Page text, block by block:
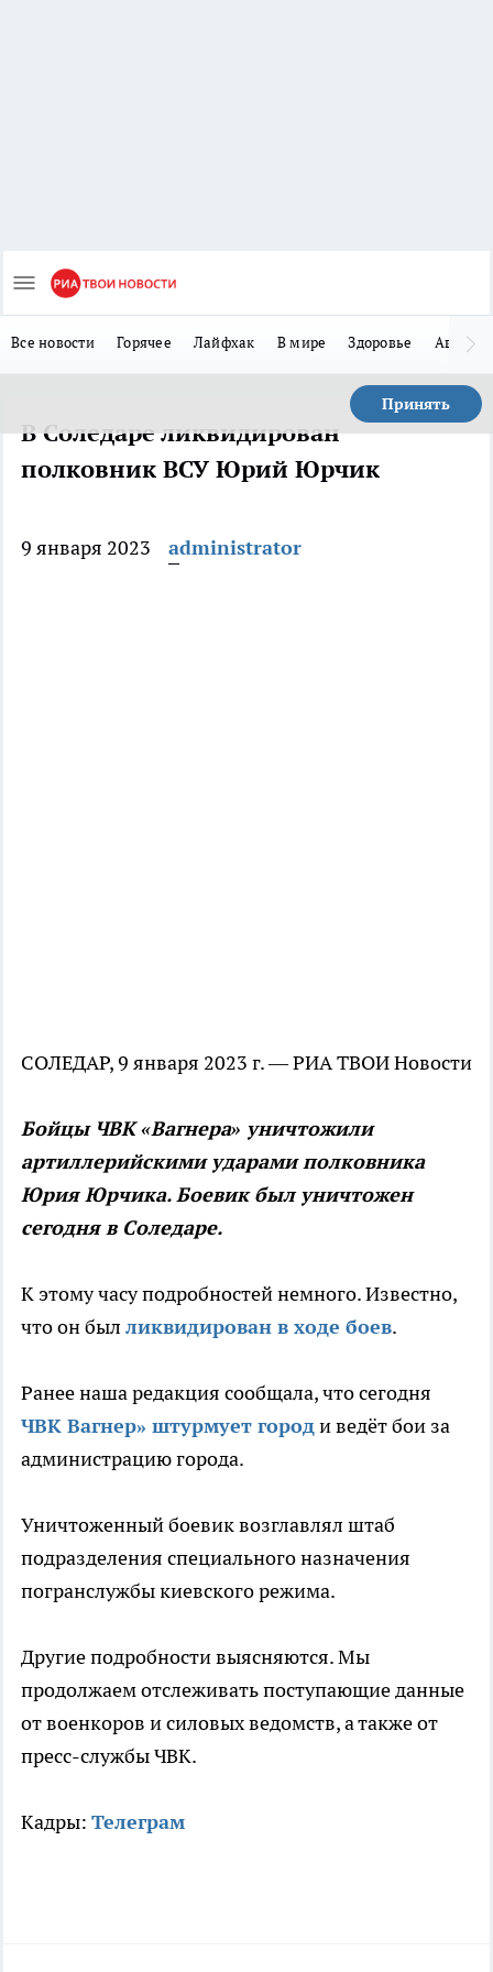
Все новости Горячее Лайфхак В мире Здоровье Авто
Принять
В Соледаре ликвидирован
полковник ВСУ Юрий Юрчик
9 января 2023 administrator
СОЛЕДАР, 9 января 2023 г. — РИА ТВОИ Новости
Бойцы ЧВК «Вагнера» уничтожили
артиллерийскими ударами полковника
Юрия Юрчика. Боевик был уничтожен
сегодня в Соледаре.
К этому часу подробностей немного. Известно,
что он был ликвидирован в ходе боев.
Ранее наша редакция сообщала, что сегодня
ЧВК Вагнер» штурмует городи ведёт бои за
администрацию города.
Уничтоженный боевик возглавлял штаб
подразделения специального назначения
погранслужбы киевского режима.
Другие подробности выясняются. Мы
продолжаем отслеживать поступающие данные
от военкоров и силовых ведомств, а также от
пресс-службы ЧВК.
Кадры: Телеграм